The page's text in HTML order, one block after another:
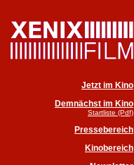
Jetzt im Kino
Demnächst im Kino
Startliste (Pdf)
Pressebereich
Kinobereich